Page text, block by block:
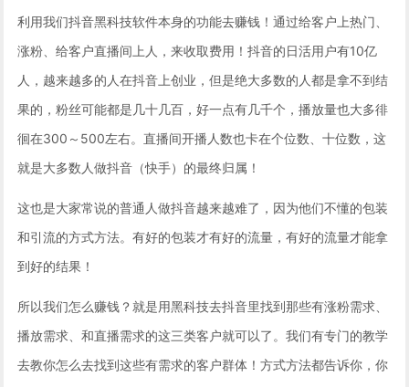
利用我们抖音黑科技软件本身的功能去赚钱！通过给客户上热门、
涨粉、给客户直播间上人，来收取费用！抖音的日活用户有10亿
人，越来越多的人在抖音上创业，但是绝大多数的人都是拿不到结
果的，粉丝可能都是几十几百，好一点有几千个，播放量也大多徘
徊在300～500左右。直播间开播人数也卡在个位数、十位数，这
就是大多数人做抖音（快手）的最终归属！
这也是大家常说的普通人做抖音越来越难了，因为他们不懂的包装
和引流的方式方法。有好的包装才有好的流量，有好的流量才能拿
到好的结果！
所以我们怎么赚钱？就是用黑科技去抖音里找到那些有涨粉需求、
播放需求、和直播需求的这三类客户就可以了。我们有专门的教学
去教你怎么去找到这些有需求的客户群体！方式方法都告诉你，你